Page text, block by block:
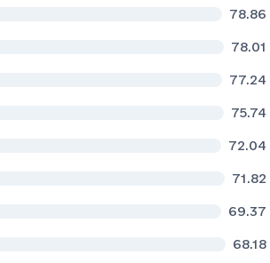
78.86
78.01
77.24
75.74
72.04
71.82
69.37
68.18